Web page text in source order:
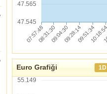
47.565
47.545
Euro Grafiği 1D
55.149